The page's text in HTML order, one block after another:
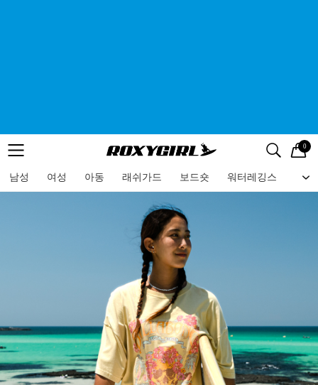
메뉴 검색
로고 0
남성 여성 아동 래쉬가드 보드숏 워터레깅스 비
메뉴